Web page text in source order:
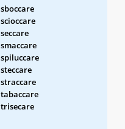
sboccare
scioccare
seccare
smaccare
spiluccare
steccare
straccare
tabaccare
trisecare